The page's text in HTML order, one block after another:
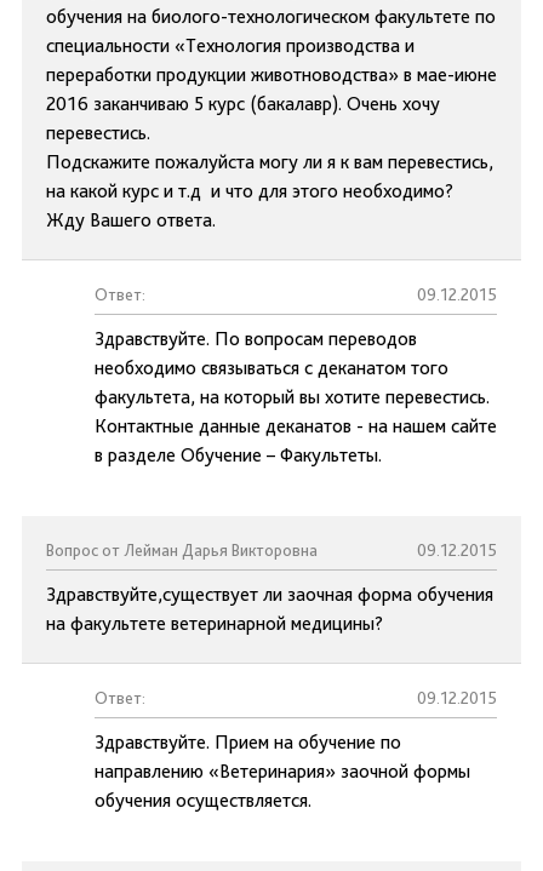
обучения на биолого-технологическом факультете по
специальности «Технология производства и
переработки продукции животноводства» в мае-июне
2016 заканчиваю 5 курс (бакалавр). Очень хочу
перевестись.
Подскажите пожалуйста могу ли я к вам перевестись,
на какой курс и т.д и что для этого необходимо?
Жду Вашего ответа.
Ответ: 09.12.2015
Здравствуйте. По вопросам переводов
необходимо связываться с деканатом того
факультета, на который вы хотите перевестись.
Контактные данные деканатов - на нашем сайте
в разделе Обучение – Факультеты.
Вопрос от Лейман Дарья Викторовна 09.12.2015
Здравствуйте,существует ли заочная форма обучения
на факультете ветеринарной медицины?
Ответ: 09.12.2015
Здравствуйте. Прием на обучение по
направлению «Ветеринария» заочной формы
обучения осуществляется.